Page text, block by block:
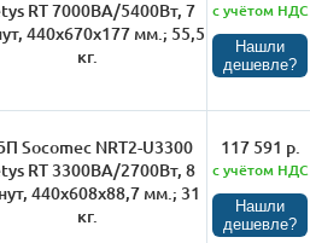
RT 7000ВА/5400Вт, 7
440х670х177 мм.; 55,5
кг.
с учётом НДС
Нашли
дешевле?
Socomec NRT2-U3300
RT 3300ВА/2700Вт, 8
440х608х88,7 мм.; 31
кг.
117 591 р.
с учётом НДС
Нашли
дешевле?